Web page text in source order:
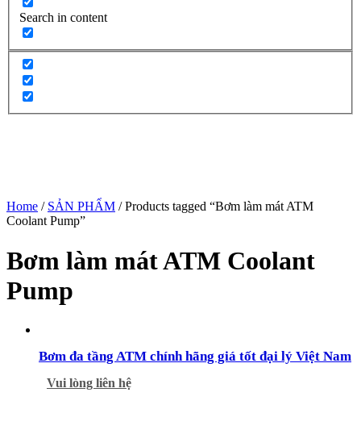
Search in content
Home / SẢN PHẨM / Products tagged “Bơm làm mát ATM
Coolant Pump”
Bơm làm mát ATM Coolant
Pump
Bơm đa tầng ATM chính hãng giá tốt đại lý Việt Nam
Vui lòng liên hệ